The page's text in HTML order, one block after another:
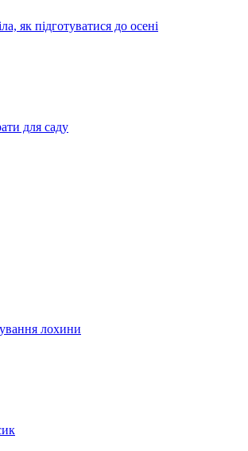
як підготуватися до осені
для саду
лохини